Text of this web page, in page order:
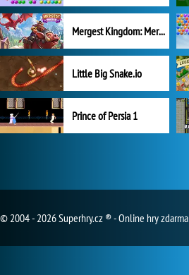
Mergest Kingdom: Merge Puzzle
Little Big Snake.io
Prince of Persia 1
© 2004 - 2026 Superhry.cz ® - Online hry zdarma